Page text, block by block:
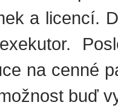
a licencí.
na cenné
buď